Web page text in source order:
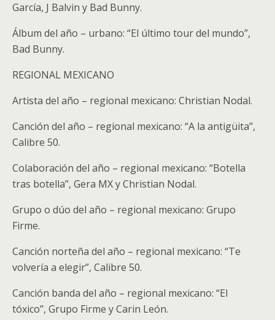
García, J Balvin y Bad Bunny.
Álbum del año – urbano: “El último tour del mundo”,
Bad Bunny.
REGIONAL MEXICANO
Artista del año – regional mexicano: Christian Nodal.
Canción del año – regional mexicano: “A la antigüita”,
Calibre 50.
Colaboración del año – regional mexicano: “Botella
tras botella”, Gera MX y Christian Nodal.
Grupo o dúo del año – regional mexicano: Grupo
Firme.
Canción norteña del año – regional mexicano: “Te
volvería a elegir”, Calibre 50.
Canción banda del año – regional mexicano: “El
tóxico”, Grupo Firme y Carin León.